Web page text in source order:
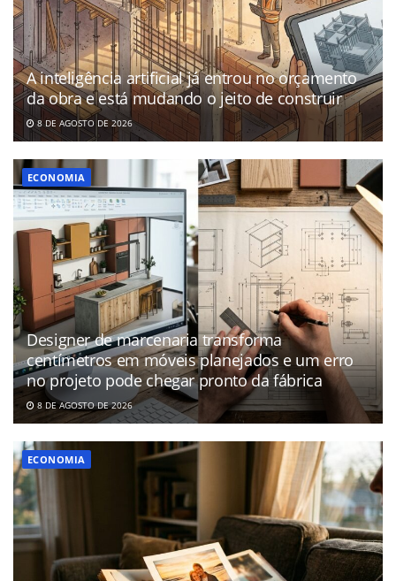
A inteligência artificial já entrou no orçamento
da obra e está mudando o jeito de construir
8 DE AGOSTO DE 2026
ECONOMIA
Designer de marcenaria transforma
centímetros em móveis planejados e um erro
no projeto pode chegar pronto da fábrica
8 DE AGOSTO DE 2026
ECONOMIA